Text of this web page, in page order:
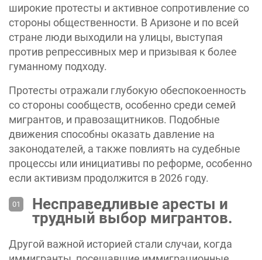
широкие протесты и активное сопротивление со
стороны общественности. В Аризоне и по всей
стране люди выходили на улицы, выступая
против репрессивных мер и призывая к более
гуманному подходу.
Протесты отражали глубокую обеспокоенность
со стороны сообществ, особенно среди семей
мигрантов, и правозащитников. Подобные
движения способны оказать давление на
законодателей, а также повлиять на судебные
процессы или инициативы по реформе, особенно
если активизм продолжится в 2026 году.
Несправедливые аресты и
трудный выбор мигрантов.
Другой важной историей стали случаи, когда